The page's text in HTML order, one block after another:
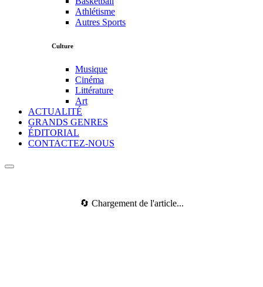
Athlétisme
Autres Sports
Culture
Musique
Cinéma
Littérature
Art
ACTUALITÉ
GRANDS GENRES
ÉDITORIAL
CONTACTEZ-NOUS
🔄 Chargement de l'article...